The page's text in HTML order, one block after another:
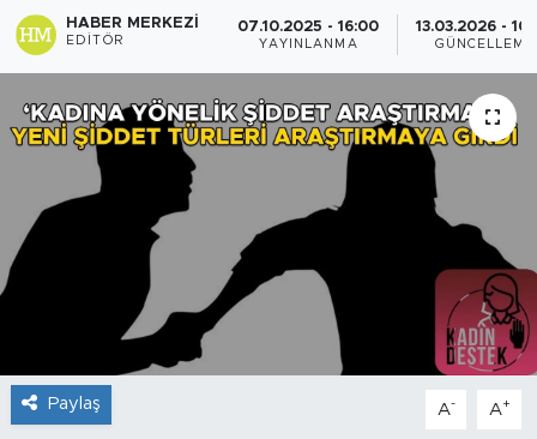
HABER MERKEZI
EDITÖR
07.10.2025 - 16:00
YAYINLANMA
13.03.2026 -
GÜNCELLEME
Paylaş A- A+